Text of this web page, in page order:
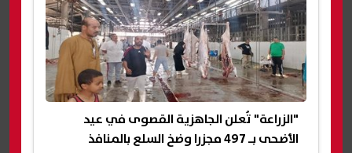
"الزراعة" تُعلن الجاهزية القصوى في عيد
الأضحى بـ 497 مجزرا وضخ السلع بالمنافذ